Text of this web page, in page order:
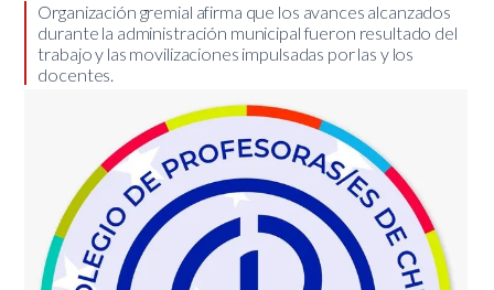
Organización gremial afirma que los avances alcanzados
durante la administración municipal fueron resultado del
trabajo y las movilizaciones impulsadas por las y los
docentes.